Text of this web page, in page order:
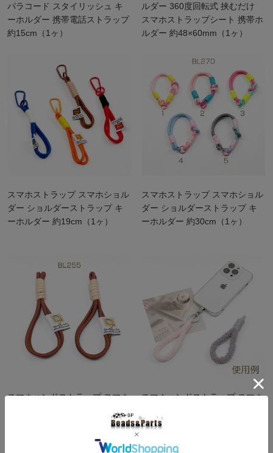
パラコード スタイリッシュ キ
ーホルダー 携帯電話ストラップ
約15cm（1ヶ）
ルダー 360度回転式 挟むだけ
スマホストラップシート 携帯ホ
ルダー 約48×60mm（1ヶ）
スマホストラップ スマホショル
ダー ショルダーストラップ キ
ーホルダー 約19cm（1ヶ）
スマホストラップ スマホショル
ダー ショルダーストラップ キ
ーホルダー 約30cm（1ヶ）
スマホハンドストラップ スマホ
ーホルダー 携帯電話ストラップ
スマホハンドストラップ スマホ
ダー 携帯電話ストラップ 約